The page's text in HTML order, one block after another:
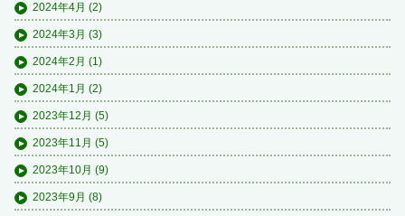
2024年4月 (2)
2024年3月 (3)
2024年2月 (1)
2024年1月 (2)
2023年12月 (5)
2023年11月 (5)
2023年10月 (9)
2023年9月 (8)